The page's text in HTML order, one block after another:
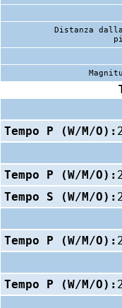
Distanza
Tempo P (W/M/O):
Tempo P (W/M/O):
Tempo S (W/M/O):
Tempo P (W/M/O):
Tempo P (W/M/O):